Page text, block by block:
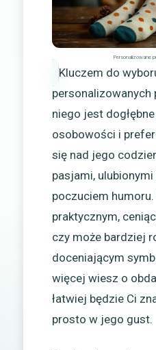
Personalizowane
Kluczem do
personalizowanych
niego jest
osobowości i
się nad jego
pasjami,
poczuciem
praktycznym,
czy może bardziej
doceniającym
więcej wiesz o
łatwiej będzie Ci
prosto w jego gust.